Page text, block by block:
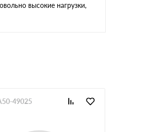
высокие нагрузки,
49025